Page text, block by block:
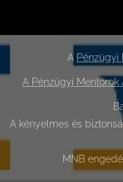
A Pénzügyi
A Pénzügyi Mentorok
A kényelmes és
MNB